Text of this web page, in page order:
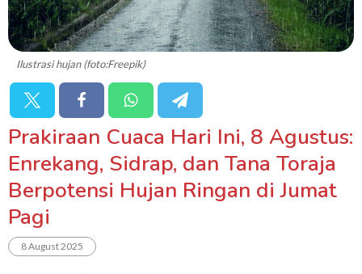
Ilustrasi hujan (foto:Freepik)
Prakiraan Cuaca Hari Ini, 8 Agustus:
Enrekang, Sidrap, dan Tana Toraja
Berpotensi Hujan Ringan di Jumat
Pagi
8 August 2025